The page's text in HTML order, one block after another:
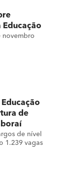
novembro
de
de nível
1.239 vagas